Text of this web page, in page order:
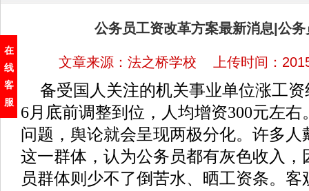
在
线
客
服
公务员工资改革方案最新消息|公
文章来源：法之桥学校 上传时间：
备受国人关注的机关事业单位涨工
6月底前调整到位，人均增资300元左
问题，舆论就会呈现两极分化。许多
这一群体，认为公务员都有灰色收入
员群体则少不了倒苦水、晒工资条。